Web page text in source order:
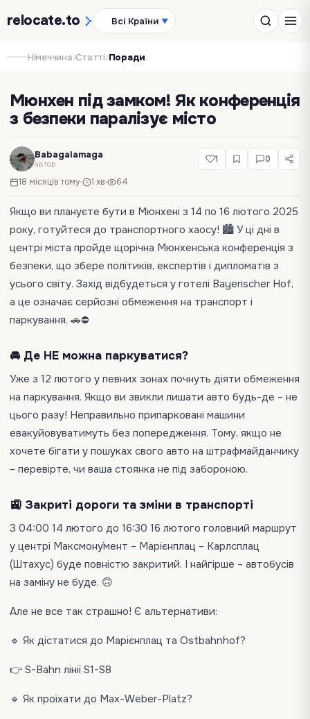
relocate.to Всі Країни ▼
Німеччина›Статті›Поради
Мюнхен під замком! Як конференція
з безпеки паралізує місто
Babagalamaga
автор
18 місяців тому 1 хв 64
1 0
Якщо ви плануєте бути в Мюнхені з 14 по 16 лютого 2025
року, готуйтеся до транспортного хаосу! 🏙️ У ці дні в
центрі міста пройде щорічна Мюнхенська конференція з
безпеки, що збере політиків, експертів і дипломатів з
усього світу. Захід відбудеться у готелі Bayerischer Hof,
а це означає серйозні обмеження на транспорт і
паркування. 🚗⛔
🚘 Де НЕ можна паркуватися?
Уже з 12 лютого у певних зонах почнуть діяти обмеження
на паркування. Якщо ви звикли лишати авто будь-де – не
цього разу! Неправильно припарковані машини
евакуйовуватимуть без попередження. Тому, якщо не
хочете бігати у пошуках свого авто на штрафмайданчику
– перевірте, чи ваша стоянка не під забороною.
🚉 Закриті дороги та зміни в транспорті
З 04:00 14 лютого до 16:30 16 лютого головний маршрут
у центрі Максмону́мент – Марієнплац – Карлсплац
(Штахус) буде повністю закритий. І найгірше – автобусів
на заміну не буде. 🙃
Але не все так страшно! Є альтернативи:
🔹 Як дістатися до Марієнплац та Ostbahnhof?
👉 S-Bahn лінії S1-S8
🔹 Як проїхати до Max-Weber-Platz?